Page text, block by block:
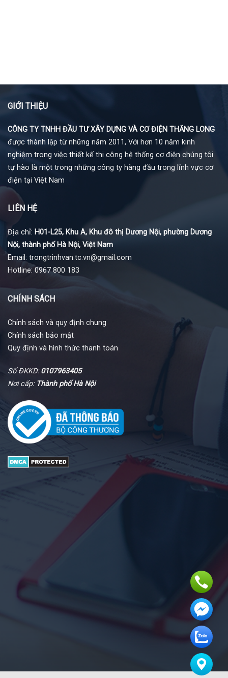
GIỚI THIỆU
CÔNG TY TNHH ĐẦU TƯ XÂY DỰNG VÀ CƠ ĐIỆN THĂNG LONG
được thành lập từ những năm 2011, Với hơn 10 năm kinh
nghiệm trong việc thiết kế thi công hệ thống cơ điện chúng tôi
tự hào là một trong những công ty hàng đầu trong lĩnh vực cơ
điện tại Việt Nam
LIÊN HỆ
Địa chỉ: H01-L25, Khu A, Khu đô thị Dương Nội, phường Dương
Nội, thành phố Hà Nội, Việt Nam
Email: trongtrinhvan.tc.vn@gmail.com
Hotline: 0967 800 183
CHÍNH SÁCH
Chính sách và quy định chung
Chính sách bảo mật
Quy định và hình thức thanh toán
Số ĐKKD:0107963405
Nơi cấp: Thành phố Hà Nội